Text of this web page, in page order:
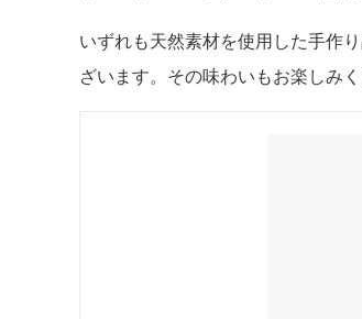
いずれも天然素材を使用した手作
ざいます。その味わいもお楽しみく